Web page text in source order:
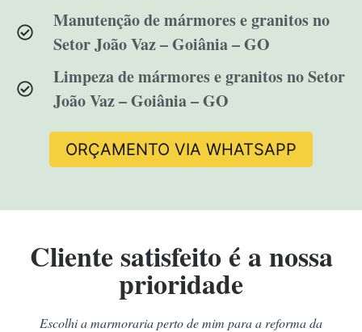
Manutenção de mármores e granitos no
Setor João Vaz – Goiânia – GO
Limpeza de mármores e granitos no Setor
João Vaz – Goiânia – GO
ORÇAMENTO VIA WHATSAPP
Cliente satisfeito é a nossa
prioridade
Escolhi a marmoraria perto de mim para a reforma da